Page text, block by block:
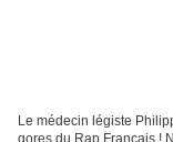
Le médecin légiste
gores du Rap Français !